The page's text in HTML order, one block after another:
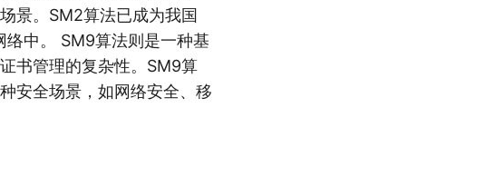
景。SM2算法已成为我国
络中。 SM9算法则是一种基
书管理的复杂性。SM9算
安全场景，如网络安全、移